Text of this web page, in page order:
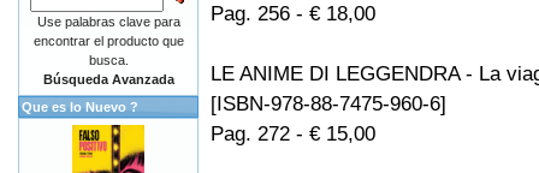
Pag. 256 - € 18,00
LE ANIME DI LEGGENDRA - La
[ISBN-978-88-7475-960-6]
Pag. 272 - € 15,00
Use palabras clave para
encontrar el producto que
busca.
Búsqueda Avanzada
Que es lo Nuevo ?